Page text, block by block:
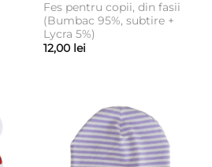
Fes pentru copii, din fasii
(Bumbac 95%, subtire +
Lycra 5%)
12,00 lei